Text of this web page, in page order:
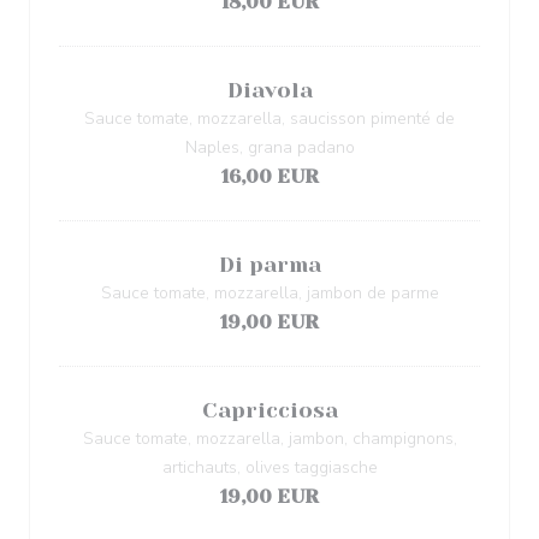
Diavola
Sauce tomate, mozzarella, saucisson pimenté de
Naples, grana padano
16,00 EUR
Di parma
Sauce tomate, mozzarella, jambon de parme
19,00 EUR
Capricciosa
Sauce tomate, mozzarella, jambon, champignons,
artichauts, olives taggiasche
19,00 EUR